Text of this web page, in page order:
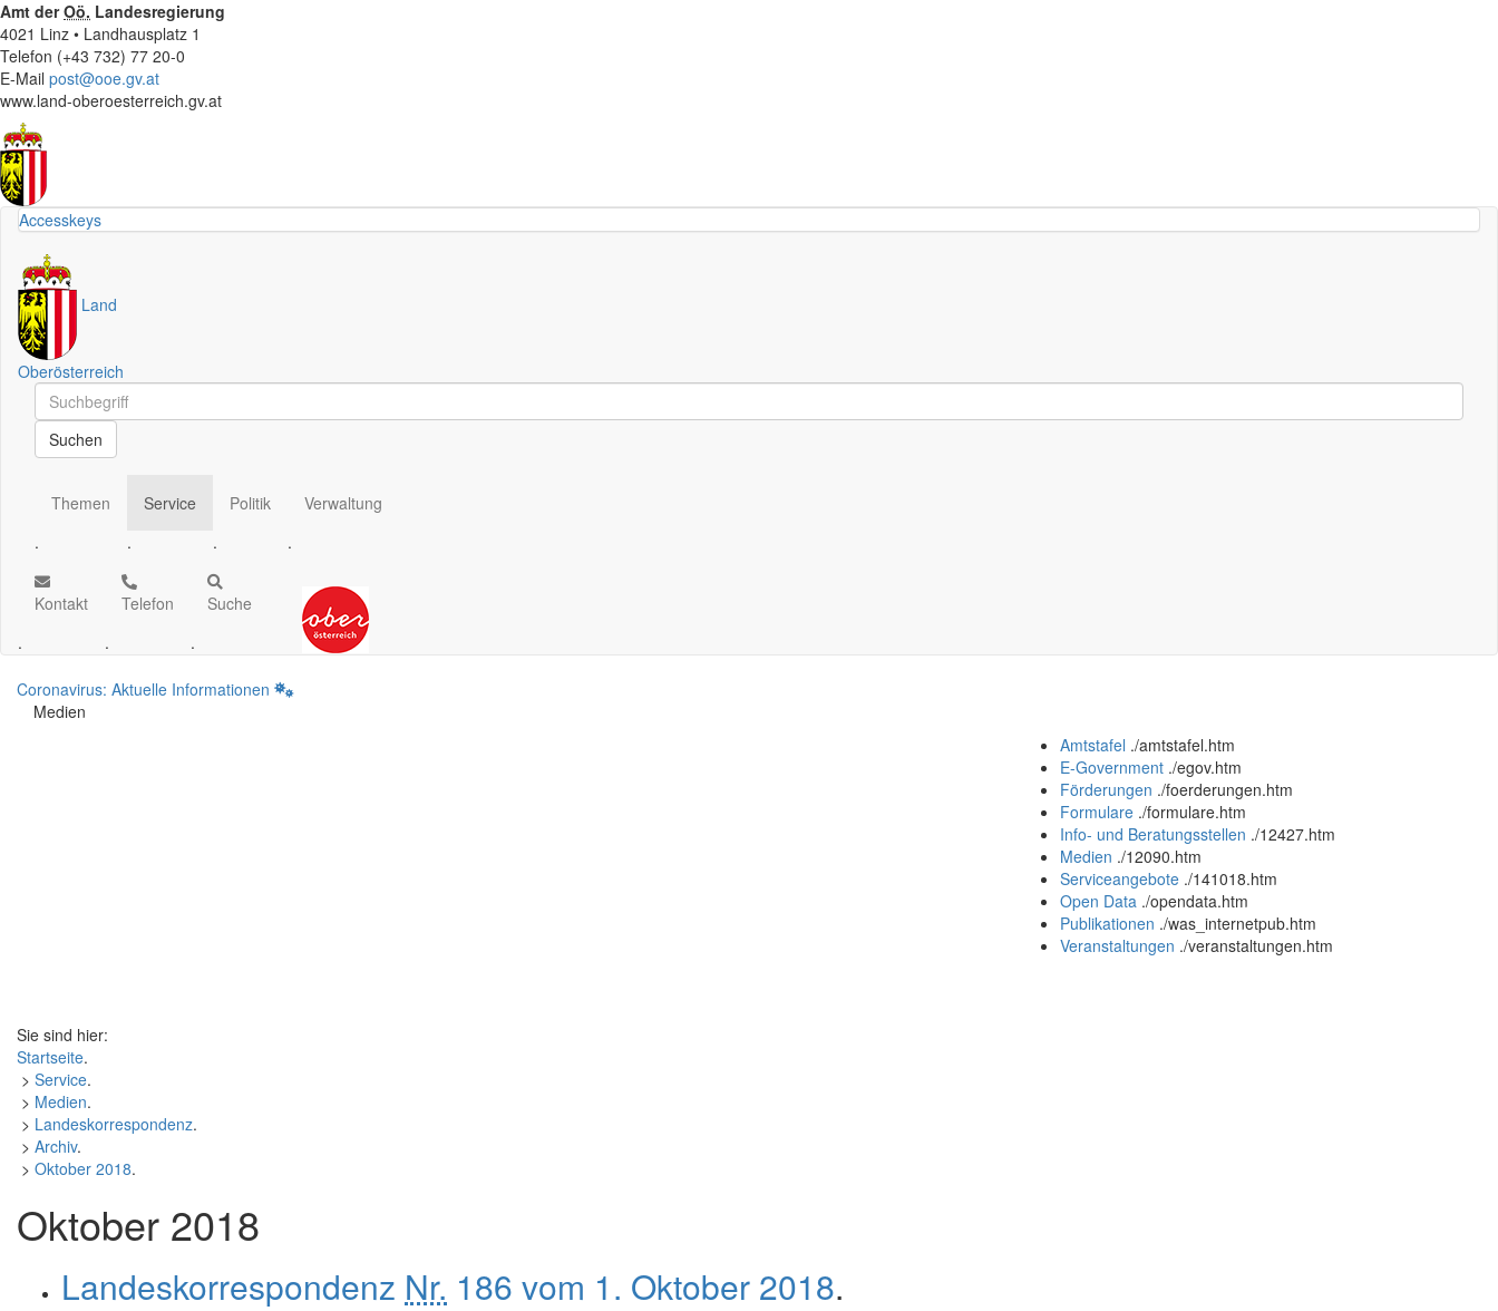
Amt derOö. Landesregierung
4021 Linz • Landhausplatz 1
Telefon (+43 732) 77 20-0
E-Mail post@ooe.gv.at
www.land-oberoesterreich.gv.at
Accesskeys
Land
Oberösterreich
Schnellsuche
Schnellsuche
Suchen
Themen
.
Service
.
Politik
.
Verwaltung
.
Kontakt
.
Telefon
.
Suche
.
Coronavirus: Aktuelle Informationen
Medien
Amtstafel ./amtstafel.htm
E-Government ./egov.htm
Förderungen ./foerderungen.htm
Formulare ./formulare.htm
Info- und Beratungsstellen ./12427.htm
Medien ./12090.htm
Serviceangebote ./141018.htm
Open Data ./opendata.htm
Publikationen ./was_internetpub.htm
Veranstaltungen ./veranstaltungen.htm
Sie sind hier:
Startseite.
> Service.
> Medien.
> Landeskorrespondenz.
> Archiv.
> Oktober 2018.
Oktober 2018
Landeskorrespondenz Nr. 186 vom 1. Oktober 2018.